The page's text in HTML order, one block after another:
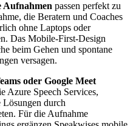
Aufnahmen passen perfekt zu
die Beratern und Coaches
ohne Laptops oder
Das Mobile-First-Design
beim Gehen und spontane
versagen.
oder Google Meet
Azure Speech Services,
Lösungen durch
Für die Aufnahme